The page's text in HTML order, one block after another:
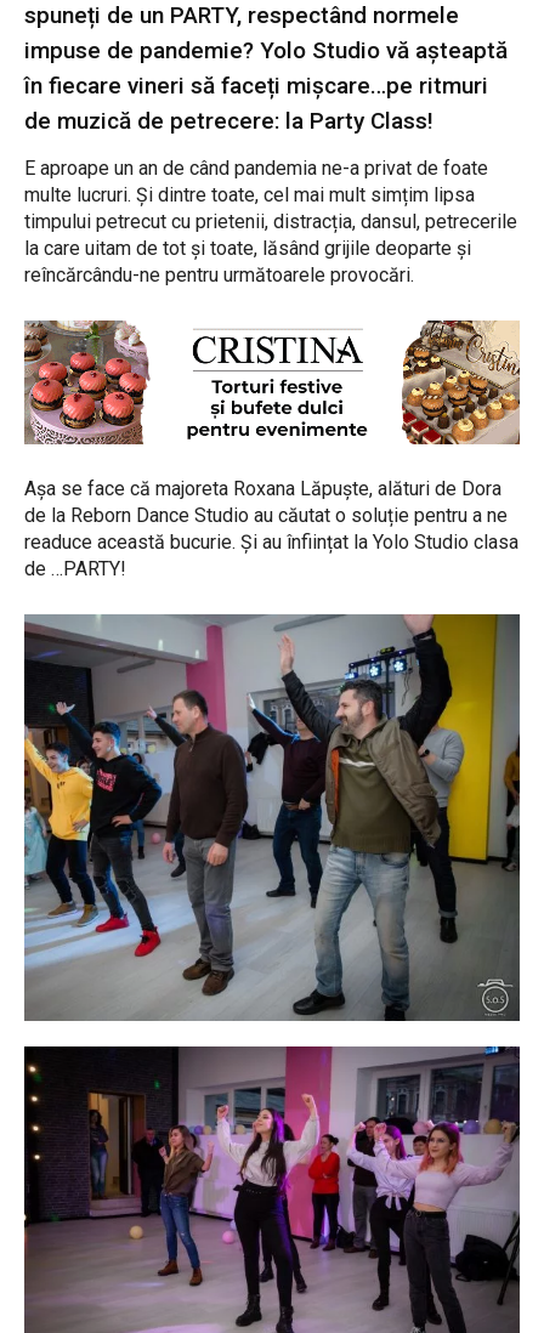
spuneți de un PARTY, respectând normele
impuse de pandemie? Yolo Studio vă așteaptă
în fiecare vineri să faceți mișcare…pe ritmuri
de muzică de petrecere: la Party Class!
E aproape un an de când pandemia ne-a privat de foate
multe lucruri. Și dintre toate, cel mai mult simțim lipsa
timpului petrecut cu prietenii, distracția, dansul, petrecerile
la care uitam de tot și toate, lăsând grijile deoparte și
reîncărcându-ne pentru următoarele provocări.
Așa se face că majoreta Roxana Lăpuște, alături de Dora
de la Reborn Dance Studio au căutat o soluție pentru a ne
readuce această bucurie. Și au înființat la Yolo Studio clasa
de …PARTY!